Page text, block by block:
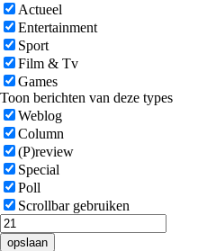
Actueel
Entertainment
Sport
Film & Tv
Games
Toon berichten van deze types
Weblog
Column
(P)review
Special
Poll
Scrollbar gebruiken
opslaan